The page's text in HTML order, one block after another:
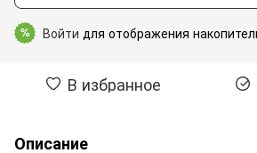
% Войти для отображения
В избранное
Описание